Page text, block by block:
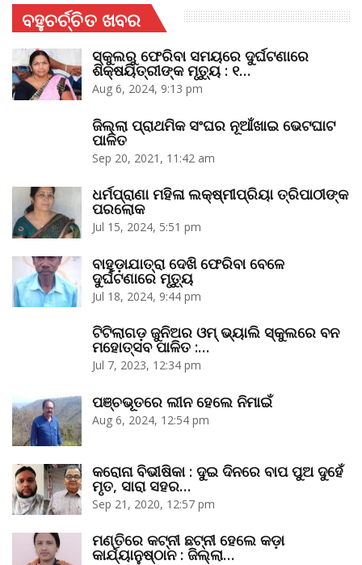
ବହୁଚର୍ଚ୍ଚିତ ଖବର
ସ୍କୁଲରୁ ଫେରିବା ସମୟରେ ଦୁର୍ଘଟଣାରେ
ଶିକ୍ଷୟିତ୍ରୀଙ୍କ ମୃତ୍ୟୁ : ୧…
Aug 6, 2024, 9:13 pm
ଜିଲ୍ଲା ପ୍ରାଥମିକ ସଂଘର ନୂଆଁଖାଇ ଭେଟଘାଟ
ପାଳିତ
Sep 20, 2021, 11:42 am
ଧର୍ମପ୍ରାଣା ମହିଳା ଲକ୍ଷ୍ମୀପ୍ରିୟା ତ୍ରିପାଠୀଙ୍କ
ପରଲୋକ
Jul 15, 2024, 5:51 pm
ବାହୁଡ଼ାଯାତ୍ରା ଦେଖି ଫେରିବା ବେଳେ
ଦୁର୍ଘଟଣାରେ ମୃତ୍ୟୁ
Jul 18, 2024, 9:44 pm
ଟିଟିଲାଗଡ଼ ଜୁନିଅର ଓମ୍‌ ଭ୍ୟାଲି ସ୍କୁଲରେ ବନ
ମହୋତ୍ସବ ପାଳିତ :…
Jul 7, 2023, 12:34 pm
ପଞ୍ଚଭୂତରେ ଲୀନ ହେଲେ ନିମାଇଁ
Aug 6, 2024, 12:54 pm
କରୋନା ବିଭୀଷିକା : ଦୁଇ ଦିନରେ ବାପ ପୁଅ ଦୁହେଁ
ମୃତ, ସାରା ସହର…
Sep 21, 2020, 12:57 pm
ମଣ୍ତିରେ କଟ୍‌ନୀ ଛଟ୍‌ନୀ ହେଲେ କଡ଼ା
କାର୍ଯ୍ୟାନୁଷ୍ଠାନ : ଜିଲ୍ଲା…